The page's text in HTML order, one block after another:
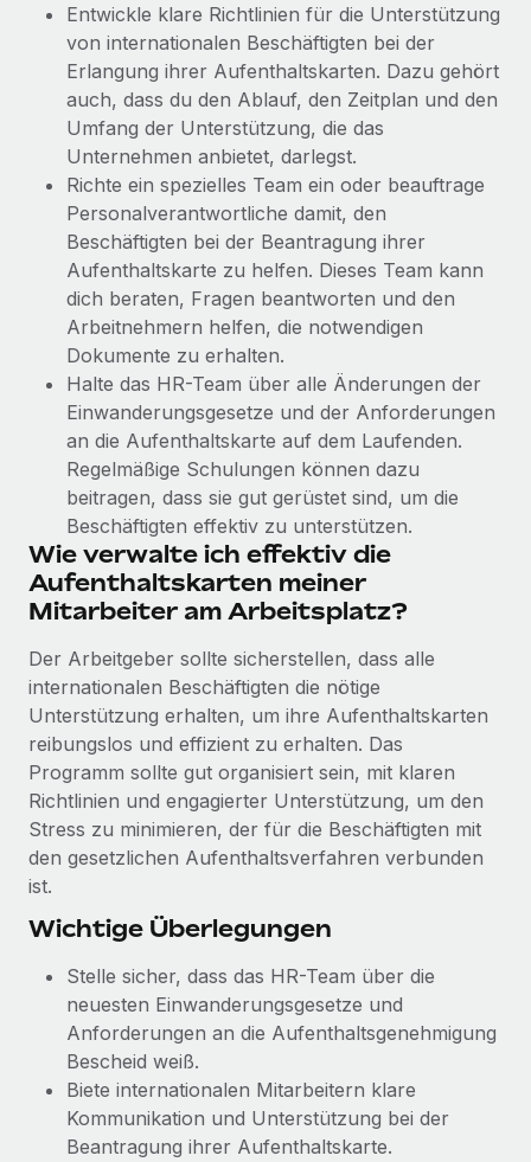
Gründung von Niederlassungen
Schnelle, rechtssichere Gründung von
Niederlassungen
Mobilität und Relocation
Mühelose Relocation von Mitarbeiter:innen
Benefits
Mühelose Verwaltung von Benefits
Revolution des Enterprise Contractor
Managements – die Erfolgsgeschichte einer
globalen Content-Agentur mit Remote
Auf einen Blick Erfahre mehr über die unglaubliche
Transformation einer weltweit erfolgreichen...
Mehr erfahren
Steuern
Den Blog erkunden
BLOG
Neues zu Remote-Produkten: Integration mit
Gusto und Zero und Contractor Management
Plus
Auch im neuen Jahr wollen wir bei Remote Unternehmen
aller Größen dabei unterstützen, die beste...
Mehr erfahren
Wie Phiture 55 Mitarbeiter:innen in 19 Ländern
mit Remote verwaltet
Phiture ist der unumstrittene Marktführer im Bereich der
Wachstumsberatung für mobile Apps. Das...
Mehr erfahren
Entwickle klare Richtlinien für die Unterstützung
von internationalen Beschäftigten bei der
Erlangung ihrer Aufenthaltskarten. Dazu gehört
auch, dass du den Ablauf, den Zeitplan und den
Umfang der Unterstützung, die das
Unternehmen anbietet, darlegst.
Richte ein spezielles Team ein oder beauftrage
Personalverantwortliche damit, den
Beschäftigten bei der Beantragung ihrer
Aufenthaltskarte zu helfen. Dieses Team kann
dich beraten, Fragen beantworten und den
Arbeitnehmern helfen, die notwendigen
Dokumente zu erhalten.
Halte das HR-Team über alle Änderungen der
Einwanderungsgesetze und der Anforderungen
an die Aufenthaltskarte auf dem Laufenden.
Regelmäßige Schulungen können dazu
beitragen, dass sie gut gerüstet sind, um die
Beschäftigten effektiv zu unterstützen.
Wie verwalte ich effektiv die
Aufenthaltskarten meiner
Mitarbeiter am Arbeitsplatz?
Der Arbeitgeber sollte sicherstellen, dass alle
internationalen Beschäftigten die nötige
Unterstützung erhalten, um ihre Aufenthaltskarten
reibungslos und effizient zu erhalten. Das
Programm sollte gut organisiert sein, mit klaren
Richtlinien und engagierter Unterstützung, um den
Stress zu minimieren, der für die Beschäftigten mit
den gesetzlichen Aufenthaltsverfahren verbunden
ist.
Wichtige Überlegungen
Stelle sicher, dass das HR-Team über die
neuesten Einwanderungsgesetze und
Anforderungen an die Aufenthaltsgenehmigung
Bescheid weiß.
Biete internationalen Mitarbeitern klare
Kommunikation und Unterstützung bei der
Beantragung ihrer Aufenthaltskarte.